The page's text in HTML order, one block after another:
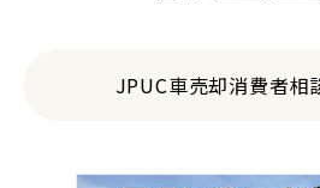
JPUC車売却消費者相